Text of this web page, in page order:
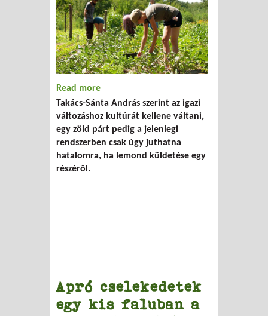
Read more
érdeke az ökológiai fordulat
Takács-Sánta András szerint az igazi
változáshoz kultúrát kellene váltani,
egy zöld párt pedig a jelenlegi
rendszerben csak úgy juthatna
hatalomra, ha lemond küldetése egy
részéről.
Apró cselekedetek
egy kis faluban a